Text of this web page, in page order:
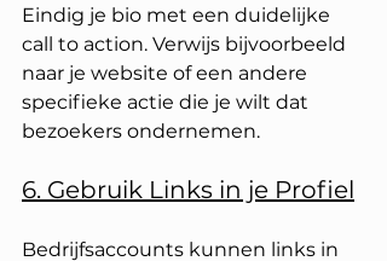
Eindig je bio met een duidelijke
call to action. Verwijs bijvoorbeeld
naar je website of een andere
specifieke actie die je wilt dat
bezoekers ondernemen.
6. Gebruik Links in je Profiel
Bedrijfsaccounts kunnen links in